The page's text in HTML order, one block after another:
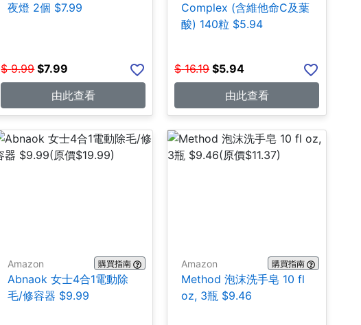
夜燈 2個 $7.99
$ 9.99 $7.99
由此查看
Complex (含維他命C及葉
酸) 140粒 $5.94
$ 16.19 $5.94
由此查看
Amazon 購買指南
Abnaok 女士4合1電動除
毛/修容器 $9.99
Amazon 購買指南
Method 泡沫洗手皂 10 fl
oz, 3瓶 $9.46